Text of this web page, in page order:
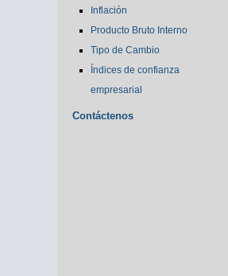
Inflación
Producto Bruto Interno
Tipo de Cambio
Índices de confianza
empresarial
Contáctenos